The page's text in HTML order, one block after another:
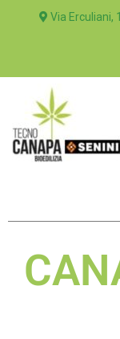
Via Erculiani,